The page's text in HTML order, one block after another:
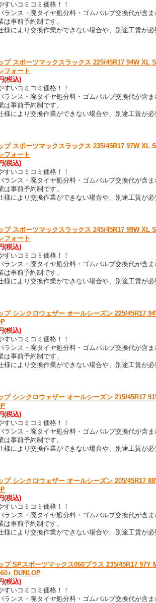
すいコミコミ価格！！
ランス・廃タイヤ処分料・ゴムバルブ交換代が含ま
は事前予約制です。
様により交換作業ができない場合や、別途工賃が必
プ スポーツマックスラックス 225/45R17 94W XL
フォート
(税込)
すいコミコミ価格！！
ランス・廃タイヤ処分料・ゴムバルブ交換代が含ま
は事前予約制です。
様により交換作業ができない場合や、別途工賃が必
プ スポーツマックスラックス 235/45R17 97W XL
フォート
(税込)
すいコミコミ価格！！
ランス・廃タイヤ処分料・ゴムバルブ交換代が含ま
は事前予約制です。
様により交換作業ができない場合や、別途工賃が必
プ スポーツマックスラックス 245/45R17 99W XL
フォート
(税込)
すいコミコミ価格！！
ランス・廃タイヤ処分料・ゴムバルブ交換代が含ま
は事前予約制です。
様により交換作業ができない場合や、別途工賃が必
プ シンクロウェザー オールシーズン 225/45R17
(税込)
すいコミコミ価格！！
ランス・廃タイヤ処分料・ゴムバルブ交換代が含ま
は事前予約制です。
様により交換作業ができない場合や、別途工賃が必
プ シンクロウェザー オールシーズン 215/45R17
(税込)
すいコミコミ価格！！
ランス・廃タイヤ処分料・ゴムバルブ交換代が含ま
は事前予約制です。
様により交換作業ができない場合や、別途工賃が必
プ シンクロウェザー オールシーズン 205/45R17
(税込)
すいコミコミ価格！！
ランス・廃タイヤ処分料・ゴムバルブ交換代が含ま
は事前予約制です。
様により交換作業ができない場合や、別途工賃が必
プ SPスポーツマックス060プラス 235/45R17 97Y
DUNLOP
(税込)
すいコミコミ価格！！
ランス・廃タイヤ処分料・ゴムバルブ交換代が含ま